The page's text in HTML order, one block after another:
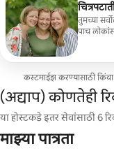
तुमच्या
पाच
निवडीच्या
तुम्हाला
फोल्डरमध्ये
कस्टमाईझ करण्यासाठी
(अद्याप) कोणतेही
या होस्टकडे इतर सेवांसाठी 6
माझ्या पात्रता